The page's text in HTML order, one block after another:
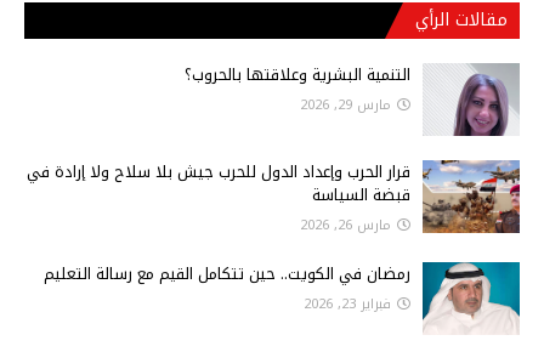
مقالات الرأي
التنمية البشرية وعلاقتها بالحروب؟
مارس 29, 2026
قرار الحرب وإعداد الدول للحرب جيش بلا سلاح ولا إرادة في
قبضة السياسة
مارس 26, 2026
رمضان في الكويت.. حين تتكامل القيم مع رسالة التعليم
فبراير 23, 2026